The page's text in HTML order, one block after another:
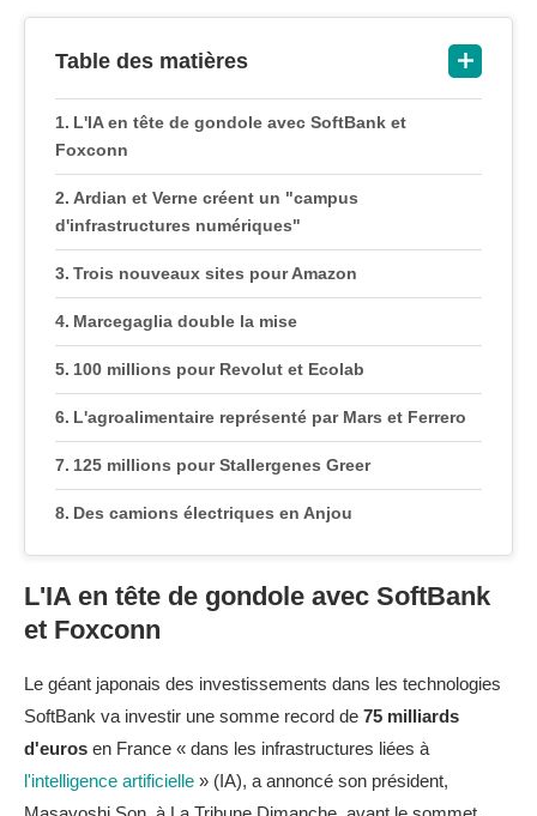
Table des matières
L'IA en tête de gondole avec SoftBank et
Foxconn
Ardian et Verne créent un "campus
d'infrastructures numériques"
Trois nouveaux sites pour Amazon
Marcegaglia double la mise
100 millions pour Revolut et Ecolab
L'agroalimentaire représenté par Mars et Ferrero
125 millions pour Stallergenes Greer
Des camions électriques en Anjou
L'IA en tête de gondole avec SoftBank
et Foxconn
Le géant japonais des investissements dans les technologies
SoftBank va investir une somme record de 75 milliards
d'euros en France « dans les infrastructures liées à
l'intelligence artificielle » (IA), a annoncé son président,